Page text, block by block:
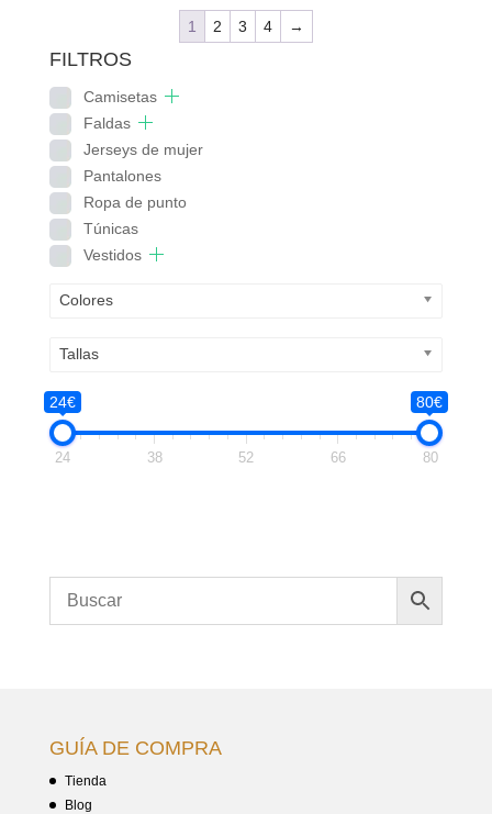
1 2 3 4 →
FILTROS
Camisetas
Faldas
Jerseys de mujer
Pantalones
Ropa de punto
Túnicas
Vestidos
Colores
Tallas
24€ 80€
24 38 52 66 80
GUÍA DE COMPRA
Tienda
Blog